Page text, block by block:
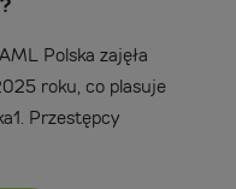
Polska zajęła
roku, co plasuje
Przestępcy